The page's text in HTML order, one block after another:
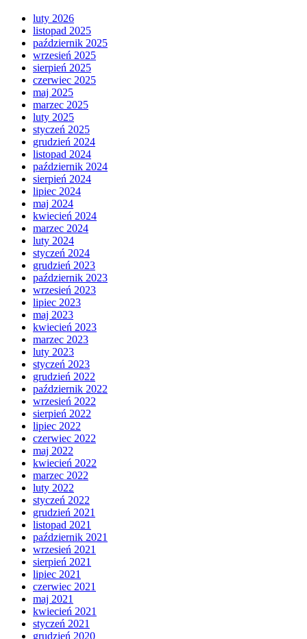
luty 2026
listopad 2025
październik 2025
wrzesień 2025
sierpień 2025
czerwiec 2025
maj 2025
marzec 2025
luty 2025
styczeń 2025
grudzień 2024
listopad 2024
październik 2024
sierpień 2024
lipiec 2024
maj 2024
kwiecień 2024
marzec 2024
luty 2024
styczeń 2024
grudzień 2023
październik 2023
wrzesień 2023
lipiec 2023
maj 2023
kwiecień 2023
marzec 2023
luty 2023
styczeń 2023
grudzień 2022
październik 2022
wrzesień 2022
sierpień 2022
lipiec 2022
czerwiec 2022
maj 2022
kwiecień 2022
marzec 2022
luty 2022
styczeń 2022
grudzień 2021
listopad 2021
październik 2021
wrzesień 2021
sierpień 2021
lipiec 2021
czerwiec 2021
maj 2021
kwiecień 2021
styczeń 2021
grudzień 2020